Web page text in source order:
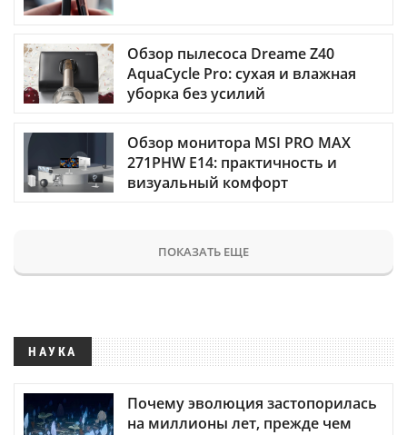
Обзор пылесоса Dreame Z40
AquaCycle Pro: сухая и влажная
уборка без усилий
Обзор монитора MSI PRO MAX
271PHW E14: практичность и
визуальный комфорт
ПОКАЗАТЬ ЕЩЕ
НАУКА
Почему эволюция застопорилась
на миллионы лет, прежде чем